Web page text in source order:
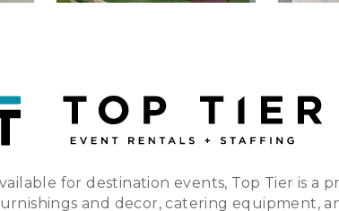
for destination events, Top Tier is a
and decor, catering equipment,